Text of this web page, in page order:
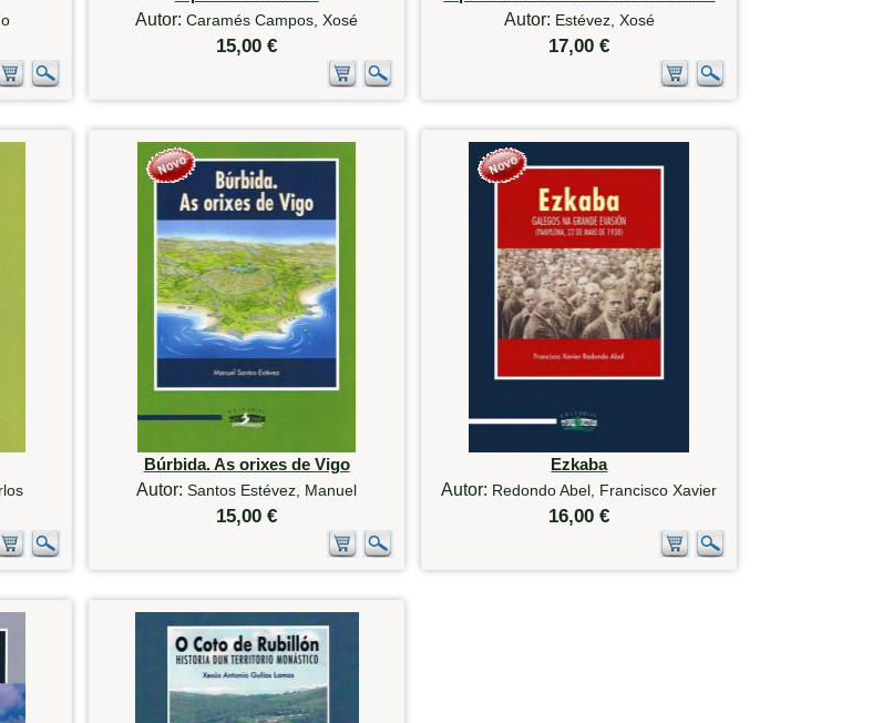
Autor:Caramés Campos, Xosé
15,00 €
Autor: Estévez, Xosé
17,00 €
Búrbida. As orixes de Vigo
Autor:Santos Estévez, Manuel
15,00 €
Ezkaba
Autor: Redondo Abel, Francisco Xavier
16,00 €